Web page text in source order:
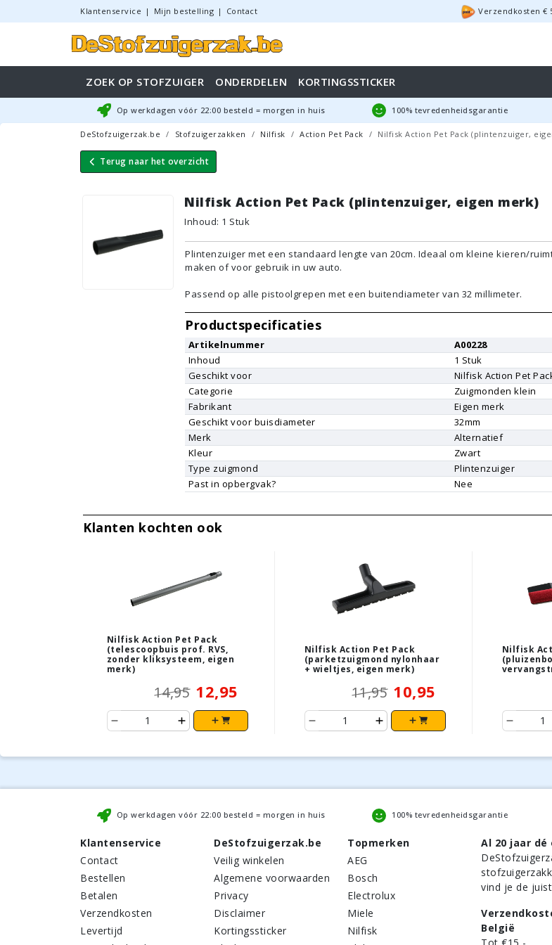
Klantenservice | Mijn bestelling | Contact Verzendkosten €
ZOEK OP STOFZUIGER ONDERDELEN KORTINGSSTICKER
Op werkdagen vóór 22:00 besteld = morgen in huis 100% tevredenheidsgarantie
DeStofzuigerzak.be Stofzuigerzakken Nilfisk Action Pet Pack Nilfisk Action Pet Pack (plintenzuiger,
Terug naar het overzicht
Nilfisk Action Pet Pack (plintenzuiger, eigen merk)
Inhoud: 1 Stuk
Plintenzuiger met een standaard lengte van 20cm. Ideaal om kleine kieren/
maken of voor gebruik in uw auto.
Passend op alle pistoolgrepen met een buitendiameter van 32 millimeter.
Productspecificaties
Artikelnummer
A00228
Inhoud
1 Stuk
Geschikt voor
Nilfisk Action Pet
Categorie
Zuigmonden klein
Fabrikant
Eigen merk
Geschikt voor buisdiameter
32mm
Merk
Alternatief
Kleur
Zwart
Type zuigmond
Plintenzuiger
Past in opbergvak?
Nee
Klanten kochten ook
Nilfisk Action Pet Pack
(telescoopbuis prof. RVS,
zonder kliksysteem, eigen
merk)
14,95 12,95
Nilfisk Action Pet Pack
(parketzuigmond nylonhaar
+ wieltjes, eigen merk)
11,95 10,95
Nilfisk
Op werkdagen vóór 22:00 besteld = morgen in huis 100% tevredenheidsgarantie
Klantenservice
Contact
Bestellen
Betalen
Verzendkosten
Levertijd
DeStofzuigerzak.be
Veilig winkelen
Algemene voorwaarden
Privacy
Disclaimer
Kortingssticker
Topmerken
AEG
Bosch
Electrolux
Miele
Nilfisk
Al 20 jaar
vind je de
België
Tot €15,-